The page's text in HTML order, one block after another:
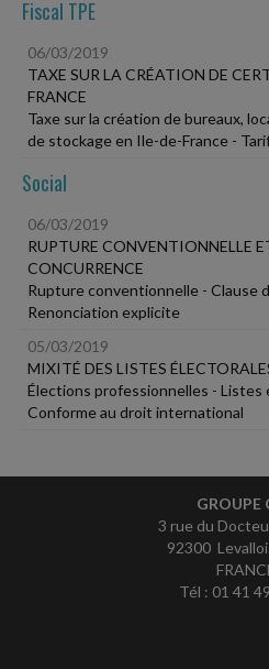
Fiscal TPE
06/03/2019
TAXE SUR LA CRÉATION DE
FRANCE
Taxe sur la création de bureaux,
de stockage en Ile-de-France -
Social
06/03/2019
RUPTURE CONVENTIONNELLE
CONCURRENCE
Rupture conventionnelle - Clause
Renonciation explicite
05/03/2019
MIXITÉ DES LISTES
Élections professionnelles - Listes
Conforme au droit international
GROUPE
3 rue du
92300
Tél : 01 41